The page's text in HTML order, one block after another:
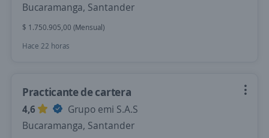
Bucaramanga, Santander
$ 1.750.905,00 (Mensual)
Hace 22 horas
Practicante de cartera
4,6
Grupo emi S.A.S
Bucaramanga, Santander